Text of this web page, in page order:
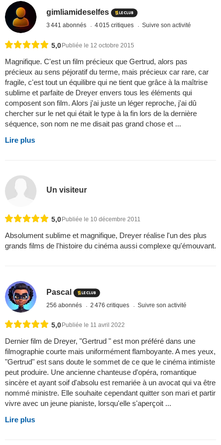
gimliamideselfes
3 441 abonnés 4 015 critiques Suivre son activité
5,0Publiée le 12 octobre 2015
Magnifique. C'est un film précieux que Gertrud, alors pas
précieux au sens péjoratif du terme, mais précieux car rare, car
fragile, c'est tout un équilibre qui ne tient que grâce à la maîtrise
sublime et parfaite de Dreyer envers tous les éléments qui
composent son film. Alors j'ai juste un léger reproche, j'ai dû
chercher sur le net qui était le type à la fin lors de la dernière
séquence, son nom ne me disait pas grand chose et ...
Lire plus
Un visiteur
5,0Publiée le 10 décembre 2011
Absolument sublime et magnifique, Dreyer réalise l'un des plus
grands films de l'histoire du cinéma aussi complexe qu'émouvant.
Pascal
256 abonnés 2 476 critiques Suivre son activité
5,0 Publiée le 11 avril 2022
Dernier film de Dreyer, "Gertrud " est mon préféré dans une
filmographie courte mais uniformément flamboyante. A mes yeux,
"Gertrud" est sans doute le sommet de ce que le cinéma intimiste
peut produire. Une ancienne chanteuse d'opéra, romantique
sincère et ayant soif d'absolu est remariée à un avocat qui va être
nommé ministre. Elle souhaite cependant quitter son mari et partir
vivre avec un jeune pianiste, lorsqu'elle s'aperçoit ...
Lire plus